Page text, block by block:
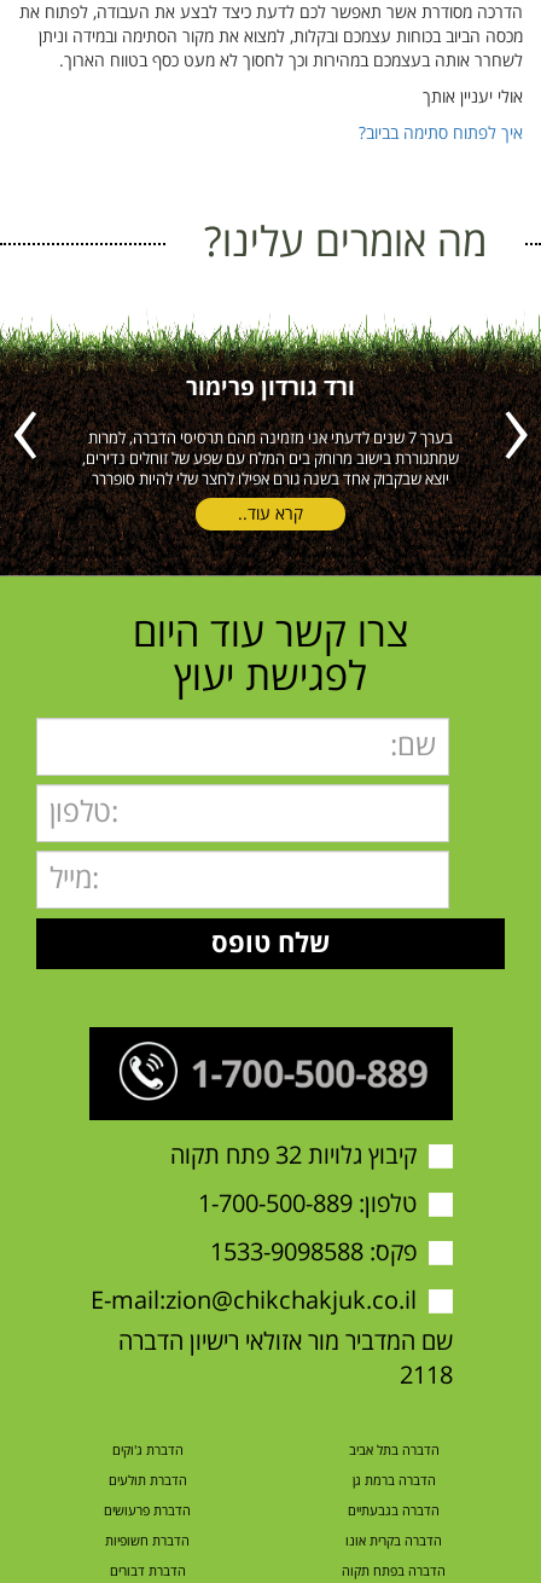
הדרכה מסודרת אשר תאפשר לכם לדעת כיצד לבצע את העבודה, לפתוח את
מכסה הביוב בכוחות עצמכם ובקלות, למצוא את מקור הסתימה ובמידה וניתן
לשחרר אותה בעצמכם במהירות וכך לחסוך לא מעט כסף בטווח הארוך.
אולי יעניין אותך
איך לפתוח סתימה בביוב?
מה אומרים עלינו?
ורד גורדון פרימור
בערך 7 שנים לדעתי אני מזמינה מהם תרסיסי הדברה, למרות
שמתגוררת בישוב מרוחק בים המלח עם שפע של זוחלים נדירים,
יוצא שבקבוק אחד בשנה גורם אפילו לחצר שלי להיות סופררר
קרא עוד..
צרו קשר עוד היום
לפגישת יעוץ
קיבוץ גלויות 32 פתח תקוה
טלפון:1-700-500-889
פקס: 1533-9098588
E-mail:zion@chikchakjuk.co.il
שם המדביר מור אזולאי רישיון הדברה
2118
הדברה בתל אביב
הדברה ברמת גן
הדברה בגבעתיים
הדברה בקרית אונו
הדברה בפתח תקוה
הדברת ג'וקים
הדברת תולעים
הדברת פרעושים
הדברת חשופיות
הדברת דבורים